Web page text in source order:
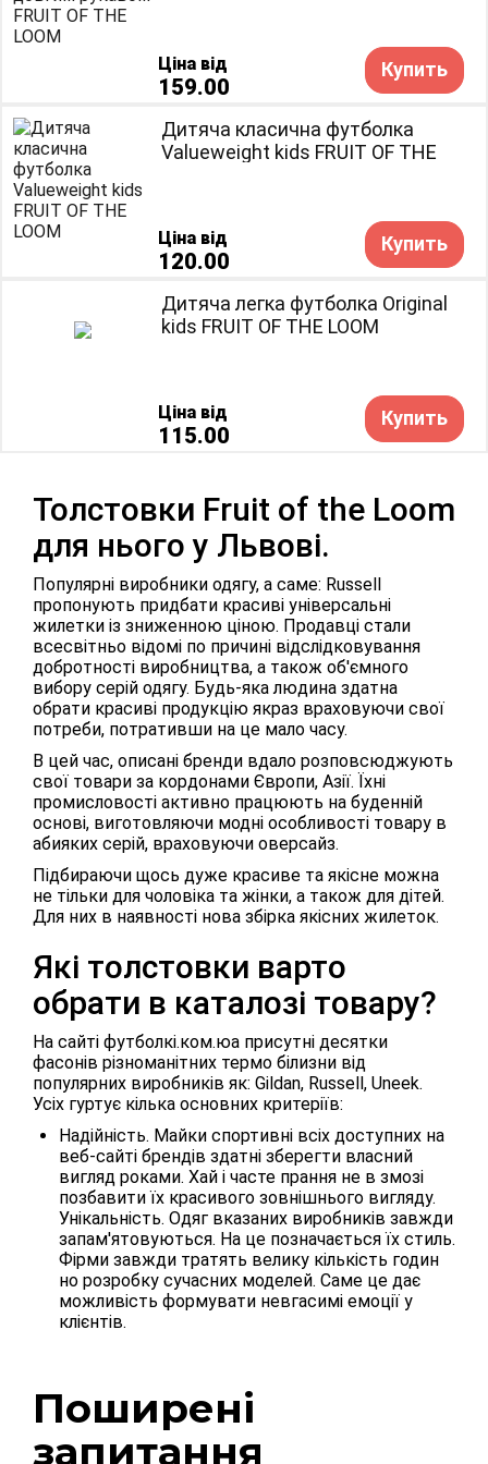
Ціна від
159.00
Купить
Дитяча класична футболка
Valueweight kids FRUIT OF THE
Ціна від
120.00
Купить
Дитяча легка футболка Original
kids FRUIT OF THE LOOM
Ціна від
115.00
Купить
Толстовки Fruit of the Loom
для нього у Львові.
Популярні виробники одягу, а саме: Russell
пропонують придбати красиві універсальні
жилетки із зниженною ціною. Продавці стали
всесвітньо відомі по причині відслідковування
добротності виробництва, а також об'ємного
вибору серій одягу. Будь-яка людина здатна
обрати красиві продукцію якраз враховуючи свої
потреби, потративши на це мало часу.
В цей час, описані бренди вдало розповсюджують
свої товари за кордонами Європи, Азії. Їхні
промисловості активно працюють на буденній
основі, виготовляючи модні особливості товару в
абияких серій, враховуючи оверсайз.
Підбираючи щось дуже красиве та якісне можна
не тільки для чоловіка та жінки, а також для дітей.
Для них в наявності нова збірка якісних жилеток.
Які толстовки варто
обрати в каталозі товару?
На сайті футболкі.ком.юа присутні десятки
фасонів різноманітних термо білизни від
популярних виробників як: Gildan, Russell, Uneek.
Усіх гуртує кілька основних критеріїв:
Надійність. Майки спортивні всіх доступних на
веб-сайті брендів здатні зберегти власний
вигляд роками. Хай і часте прання не в змозі
позбавити їх красивого зовнішнього вигляду.
Унікальність. Одяг вказаних виробників завжди
запам'ятовуються. На це позначається їх стиль.
Фірми завжди тратять велику кількість годин
но розробку сучасних моделей. Саме це дає
можливість формувати невгасимі емоції у
клієнтів.
Поширені
запитання